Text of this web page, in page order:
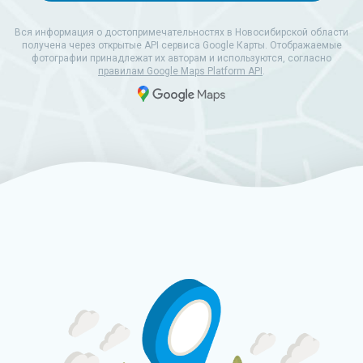
Вся информация о достопримечательностях в Новосибирской области
получена через открытые API сервиса Google Карты. Отображаемые
фотографии принадлежат их авторам и используются, согласно
правилам Google Maps Platform API .